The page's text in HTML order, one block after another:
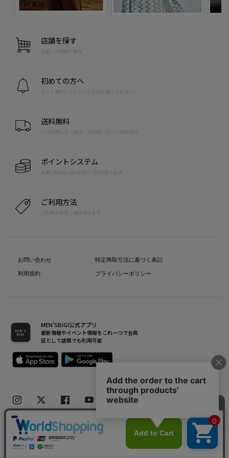
店舗を探す
お近くの店舗を探す
初めての方へ
もっと便利に！たのしむために覚えておきたい
送料無料
10,000円以上（税込）のお買い上げで送料無料
ポイントシステム
お買い物毎に1pt=1円でご利用頂けます
ご利用方法
ご利用方法をご確認頂けます
お問い合わせ
利用規約
特定商取引法に基づく表記
プライバシーポリシー
MEN’SBIGI公式アプリ
最新情報やイベント情報をこれ一つで会員
証として店頭でも利用可能
Copyright(C) Bigi Co.,Ltd.All Rights Reserved.